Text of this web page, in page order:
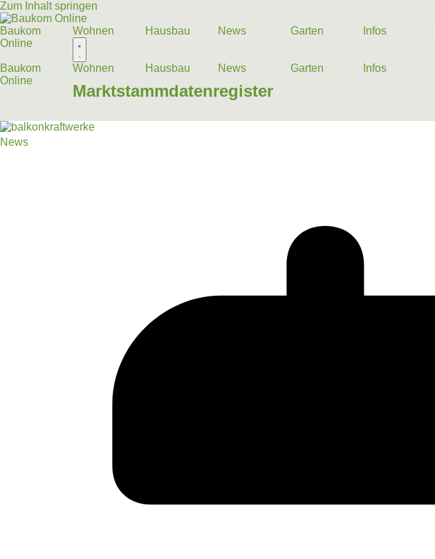
Zum Inhalt springen
Baukom
Online
Wohnen Hausbau News Garten Infos
Baukom
Online
Wohnen Hausbau News Garten Infos
Marktstammdatenregister
News